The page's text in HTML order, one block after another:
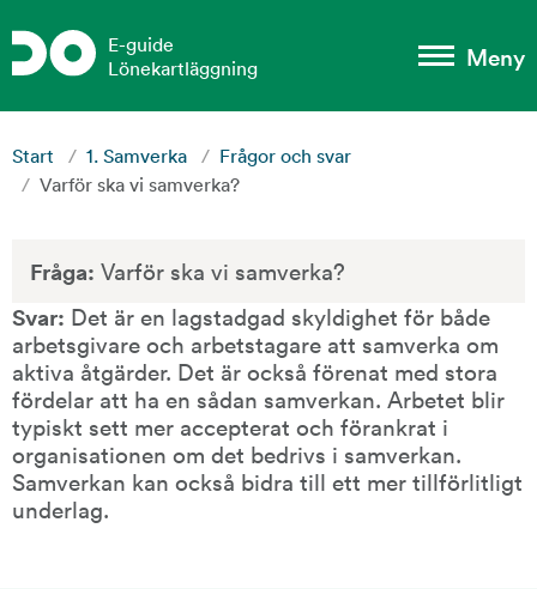
E-guide
Lönekartläggning
Meny
Start / 1. Samverka / Frågor och svar
/ Varför ska vi samverka?
Fråga: Varför ska vi samverka?
Svar: Det är en lagstadgad skyldighet för både
arbetsgivare och arbetstagare att samverka om
aktiva åtgärder. Det är också förenat med stora
fördelar att ha en sådan samverkan. Arbetet blir
typiskt sett mer accepterat och förankrat i
organisationen om det bedrivs i samverkan.
Samverkan kan också bidra till ett mer tillförlitligt
underlag.